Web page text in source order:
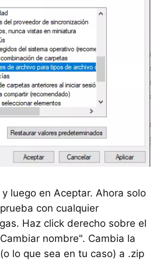
luego en Aceptar. Ahora solo
con cualquier
Haz click derecho sobre el
nombre". Cambia la
lo que sea en tu caso) a .zip